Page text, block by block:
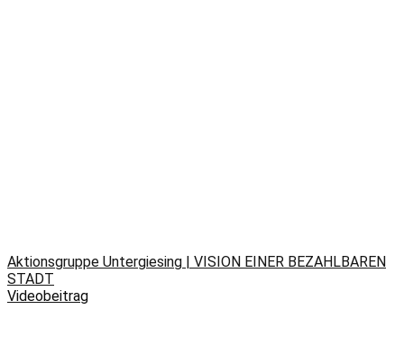
Aktionsgruppe Untergiesing | VISION EINER BEZAHLBAREN
STADT
Videobeitrag